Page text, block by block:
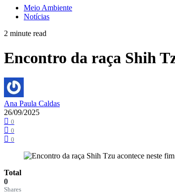
Meio Ambiente
Notícias
2 minute read
Encontro da raça Shih
Ana Paula Caldas
26/09/2025
0
0
0
Total
0
Shares